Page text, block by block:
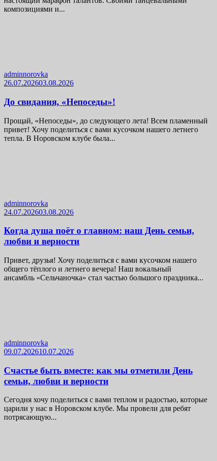
композициями и...
adminnorovka
26.07.202603.08.2026
До свидания, «Непоседы»!
Прощай, «Непоседы», до следующего лета! Всем пламенный
привет! Хочу поделиться с вами кусочком нашего летнего
тепла. В Норовском клубе была...
adminnorovka
24.07.202603.08.2026
Когда душа поёт о главном: наш День семьи,
любви и верности
Привет, друзья! Хочу поделиться с вами кусочком нашего
общего тёплого и летнего вечера! Наш вокальный
ансамбль «Сельчаночка» стал частью большого праздника...
adminnorovka
09.07.202610.07.2026
Счастье быть вместе: как мы отметили День
семьи, любви и верности
Сегодня хочу поделиться с вами теплом и радостью, которые
царили у нас в Норовском клубе. Мы провели для ребят
потрясающую...